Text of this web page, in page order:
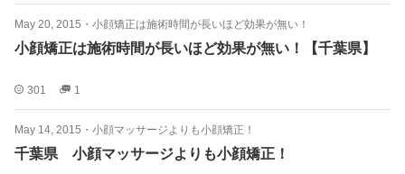
May 20, 2015 ・ 小顔矯正は施術時間が長いほど効果が無い！
小顔矯正は施術時間が長いほど効果が無い！【千葉県】
301 1
May 14, 2015 ・ 小顔マッサージよりも小顔矯正！
千葉県 小顔マッサージよりも小顔矯正！